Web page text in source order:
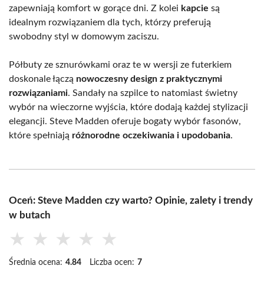
zapewniają komfort w gorące dni. Z kolei kapcie są
idealnym rozwiązaniem dla tych, którzy preferują
swobodny styl w domowym zaciszu.
Półbuty ze sznurówkami oraz te w wersji ze futerkiem
doskonale łączą nowoczesny design z praktycznymi
rozwiązaniami. Sandały na szpilce to natomiast świetny
wybór na wieczorne wyjścia, które dodają każdej stylizacji
elegancji. Steve Madden oferuje bogaty wybór fasonów,
które spełniają różnorodne oczekiwania i upodobania.
Oceń: Steve Madden czy warto? Opinie, zalety i trendy
w butach
★ ★ ★ ★ ★
Średnia ocena: 4.84 Liczba ocen: 7